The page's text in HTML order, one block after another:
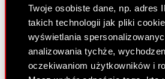
Twoje osobiste dane, np. adres
takich technologii jak pliki
wyświetlania
analizowania tychże,
oczekiwaniom użytkowników i
Aktualności
Centrum wyników
Logotypy